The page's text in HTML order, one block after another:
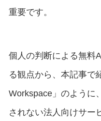
重要です。
個人の判断による無料
る観点から、本記事で
Workspace」のように
されない法人向けサー